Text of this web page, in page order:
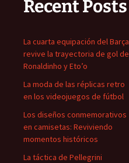
Recent Posts
La cuarta equipación del Barça
revive la trayectoria de gol de
Ronaldinho y Eto’o
La moda de las réplicas retro
en los videojuegos de fútbol
Los diseños conmemorativos
en camisetas: Reviviendo
momentos históricos
La táctica de Pellegrini